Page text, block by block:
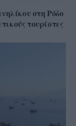
στη Ρόδο
τουρίστες